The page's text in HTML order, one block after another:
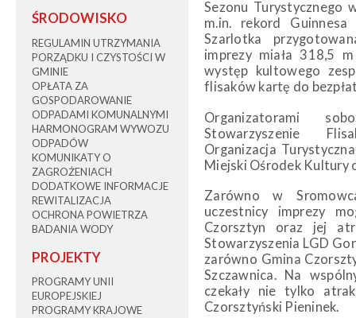
ŚRODOWISKO
REGULAMIN UTRZYMANIA
PORZĄDKU I CZYSTOŚCI W
GMINIE
OPŁATA ZA
GOSPODAROWANIE
ODPADAMI KOMUNALNYMI
HARMONOGRAM WYWOZU
ODPADÓW
KOMUNIKATY O
ZAGROŻENIACH
DODATKOWE INFORMACJE
REWITALIZACJA
OCHRONA POWIETRZA
BADANIA WODY
PROJEKTY
PROGRAMY UNII
EUROPEJSKIEJ
PROGRAMY KRAJOWE
Sezonu Turystycznego
m.in. rekord
Szarlotka
imprezy miała 318,5
występ kultowego
flisaków kartę do
Organizatorami
Stowarzyszenie
Organizacja
Miejski Ośrodek Kultury
Zarówno w
uczestnicy imprezy
Czorsztyn oraz jej
Stowarzyszenia LGD
zarówno Gmina
Szczawnica. Na
czekały nie tylko
Czorsztyński Pieninek.